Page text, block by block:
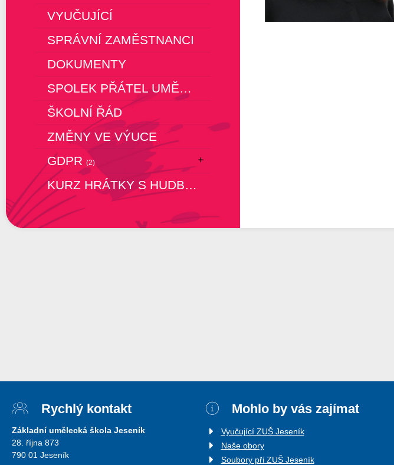
VYUČUJÍCÍ
SPRÁVNÍ ZAMĚSTNANCI
DOKUMENTY
SPOLEK PŘÁTEL UMĚNÍ (SPU)
ŠKOLNÍ ŘÁD
ZMĚNY VE VÝUCE
GDPR (2)
KURZ HRÁTKY S HUDBOU – ZPÍVÁNÍ RODIN S DĚTMI
Rychlý kontakt
Základní umělecká škola Jeseník
28. října 873
790 01 Jeseník
Mohlo by vás zajímat
Vyučující ZUŠ Jeseník
Naše obory
Soubory při ZUŠ Jeseník